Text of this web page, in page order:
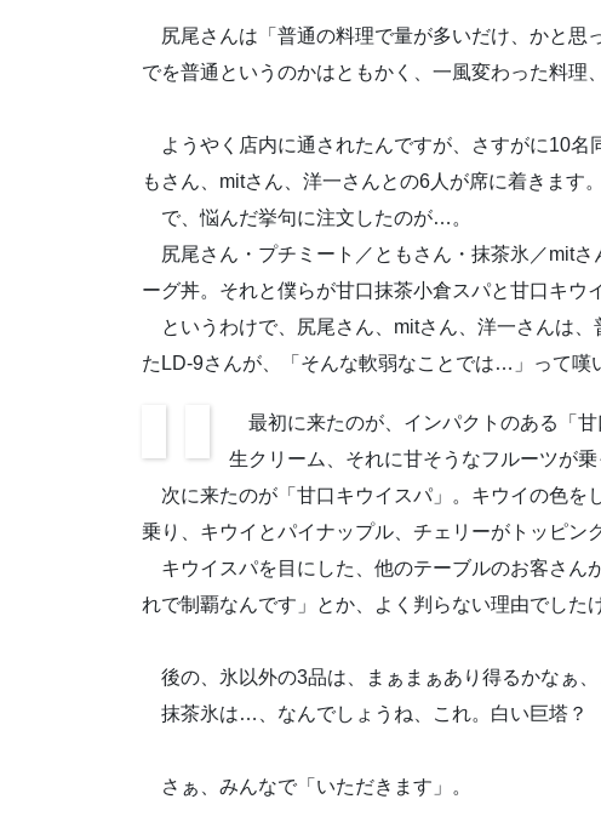
尻尾さんは「普通の料理で量が多いだけ、かと思
でを普通というのかはともかく、一風変わった料理
ようやく店内に通されたんですが、さすがに10名
もさん、mitさん、洋一さんとの6人が席に着きます。
で、悩んだ挙句に注文したのが…。
尻尾さん・プチミート／ともさん・抹茶氷／mit
ーグ丼。それと僕らが甘口抹茶小倉スパと甘口キウ
というわけで、尻尾さん、mitさん、洋一さんは
たLD-9さんが、「そんな軟弱なことでは…」って嘆
最初に来たのが、インパクトのある「
生クリーム、それに甘そうなフルーツが乗
次に来たのが「甘口キウイスパ」。キウイの色を
乗り、キウイとパイナップル、チェリーがトッピン
キウイスパを目にした、他のテーブルのお客さん
れで制覇なんです」とか、よく判らない理由でした
後の、氷以外の3品は、まぁまぁあり得るかなぁ、
抹茶氷は…、なんでしょうね、これ。白い巨塔？
さぁ、みんなで「いただきます」。